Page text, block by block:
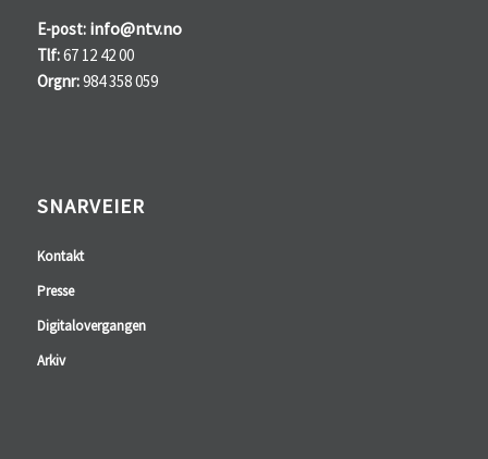
E-post: info@ntv.no
Tlf:67 12 42 00
Orgnr:984 358 059
SNARVEIER
Kontakt
Presse
Digitalovergangen
Arkiv